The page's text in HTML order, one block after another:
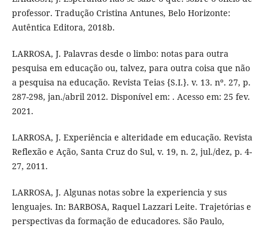
professor. Tradução Cristina Antunes, Belo Horizonte:
Autêntica Editora, 2018b.
LARROSA, J. Palavras desde o limbo: notas para outra
pesquisa em educação ou, talvez, para outra coisa que não
a pesquisa na educação. Revista Teias {S.I.}. v. 13. nº. 27, p.
287-298, jan./abril 2012. Disponível em: . Acesso em: 25 fev.
2021.
LARROSA, J. Experiência e alteridade em educação. Revista
Reflexão e Ação, Santa Cruz do Sul, v. 19, n. 2, jul./dez, p. 4-
27, 2011.
LARROSA, J. Algunas notas sobre la experiencia y sus
lenguajes. In: BARBOSA, Raquel Lazzari Leite. Trajetórias e
perspectivas da formação de educadores. São Paulo,